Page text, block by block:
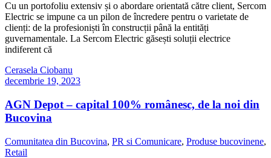
Cu un portofoliu extensiv și o abordare orientată către client, Sercom
Electric se impune ca un pilon de încredere pentru o varietate de
clienți: de la profesioniști în construcții până la entități
guvernamentale. La Sercom Electric găsești soluții electrice
indiferent că
Cerasela Ciobanu
decembrie 19, 2023
AGN Depot – capital 100% românesc, de la noi din
Bucovina
Comunitatea din Bucovina, PR si Comunicare, Produse bucovinene,
Retail